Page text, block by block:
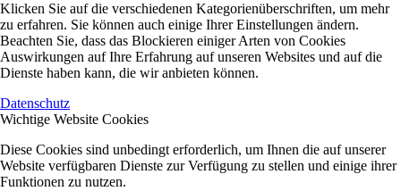
Klicken Sie auf die verschiedenen Kategorienüberschriften, um mehr
zu erfahren. Sie können auch einige Ihrer Einstellungen ändern.
Beachten Sie, dass das Blockieren einiger Arten von Cookies
Auswirkungen auf Ihre Erfahrung auf unseren Websites und auf die
Dienste haben kann, die wir anbieten können.
Datenschutz
Wichtige Website Cookies
Diese Cookies sind unbedingt erforderlich, um Ihnen die auf unserer
Website verfügbaren Dienste zur Verfügung zu stellen und einige ihrer
Funktionen zu nutzen.